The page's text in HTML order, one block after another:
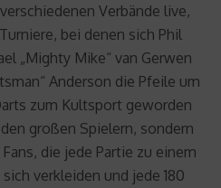
Verbände live,
bei denen sich Phil
„Mighty Mike“ van Gerwen
Anderson die Pfeile um
zum Kultsport geworden
großen Spielern, sondern
die jede Partie zu einem
verkleiden und jede 180